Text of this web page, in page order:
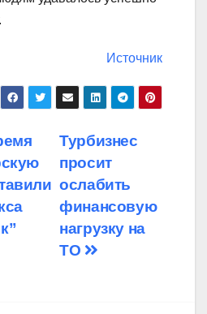
Источник
Турбизнес
просит
ослабить
финансовую
нагрузку на
ТО